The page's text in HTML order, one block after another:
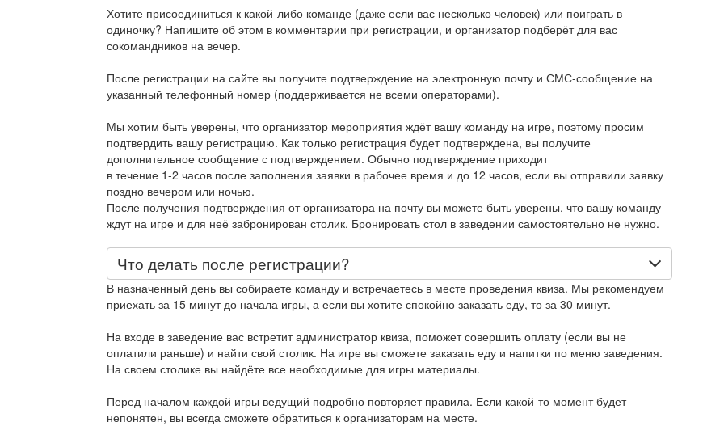
Хотите присоединиться к какой-либо команде (даже если вас несколько человек) или поиграть в
одиночку? Напишите об этом в комментарии при регистрации, и организатор подберёт для вас
сокомандников на вечер.
После регистрации на сайте вы получите подтверждение на электронную почту и СМС-сообщение на
указанный телефонный номер (поддерживается не всеми операторами).
Мы хотим быть уверены, что организатор мероприятия ждёт вашу команду на игре, поэтому просим
подтвердить вашу регистрацию. Как только регистрация будет подтверждена, вы получите
дополнительное сообщение с подтверждением. Обычно подтверждение приходит
в течение 1-2 часов после заполнения заявки в рабочее время и до 12 часов, если вы отправили заявку
поздно вечером или ночью.
После получения подтверждения от организатора на почту вы можете быть уверены, что вашу команду
ждут на игре и для неё забронирован столик. Бронировать стол в заведении самостоятельно не нужно.
Что делать после регистрации?
В назначенный день вы собираете команду и встречаетесь в месте проведения квиза. Мы рекомендуем
приехать за 15 минут до начала игры, а если вы хотите спокойно заказать еду, то за 30 минут.
На входе в заведение вас встретит администратор квиза, поможет совершить оплату (если вы не
оплатили раньше) и найти свой столик. На игре вы сможете заказать еду и напитки по меню заведения.
На своем столике вы найдёте все необходимые для игры материалы.
Перед началом каждой игры ведущий подробно повторяет правила. Если какой-то момент будет
непонятен, вы всегда сможете обратиться к организаторам на месте.